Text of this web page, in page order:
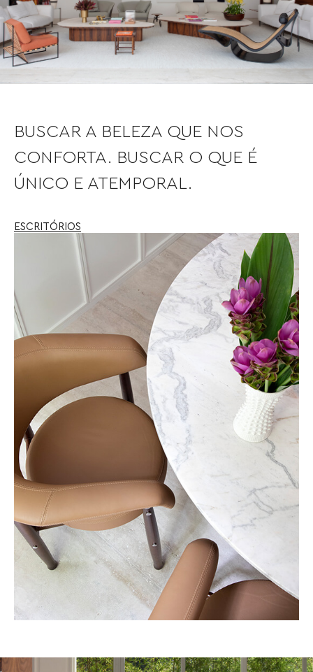
BUSCAR A BELEZA QUE NOS
CONFORTA. BUSCAR O QUE É
ÚNICO E ATEMPORAL.
ESCRITÓRIOS